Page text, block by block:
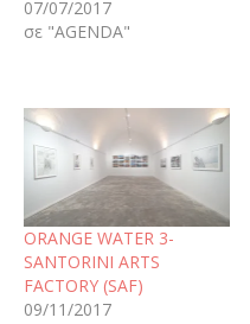
07/07/2017
σε "AGENDA"
ORANGE WATER 3-
SANTORINI ARTS
FACTORY (SAF)
09/11/2017